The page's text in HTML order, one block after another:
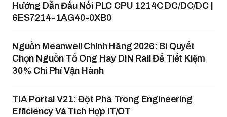
Hướng Dẫn Đấu Nối PLC CPU 1214C DC/DC/DC |
6ES7214-1AG40-0XB0
Nguồn Meanwell Chính Hãng 2026: Bí Quyết
Chọn Nguồn Tổ Ong Hay DIN Rail Để Tiết Kiệm
30% Chi Phí Vận Hành
TIA Portal V21: Đột Phá Trong Engineering
Efficiency Và Tích Hợp IT/OT